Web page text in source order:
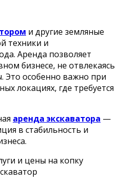
и другие земляные
техники и
Аренда позволяет
бизнесе, не отвлекаясь
Это особенно важно при
локациях, где требуется
аренда экскаватора —
в стабильность и